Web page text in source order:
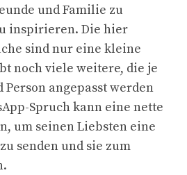
und Familie zu
inspirieren. Die hier
sind nur eine kleine
noch viele weitere, die je
angepasst werden
Spruch kann eine nette
um seinen Liebsten eine
senden und sie zum